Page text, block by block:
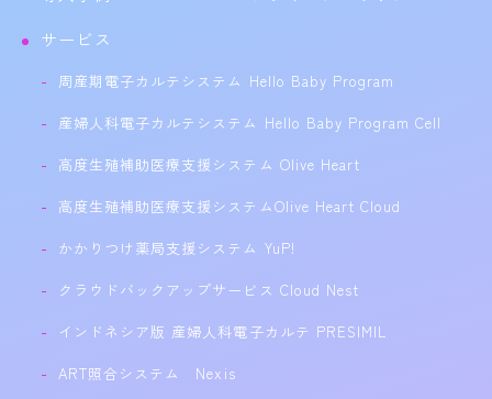
サービス
周産期電子カルテシステム Hello Baby Program
産婦人科電子カルテシステム Hello Baby Program Cell
高度生殖補助医療支援システム Olive Heart
高度生殖補助医療支援システムOlive Heart Cloud
かかりつけ薬局支援システム YuP!
クラウドバックアップサービス Cloud Nest
インドネシア版 産婦人科電子カルテ PRESIMIL
ART照合システム Nexis